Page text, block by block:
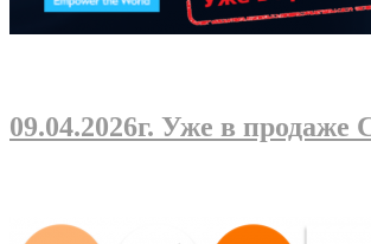
09.04.2026г. Уже в продаже